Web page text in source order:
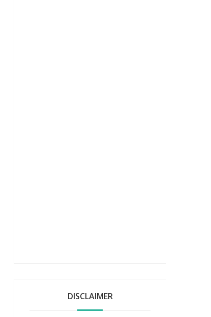
DISCLAIMER